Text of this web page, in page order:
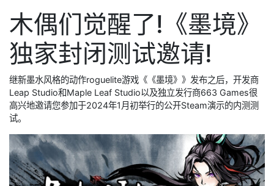
木偶们觉醒了!《墨境》
独家封闭测试邀请!
继新墨水风格的动作roguelite游戏《《墨境》》发布之后，开发商
Leap Studio和Maple Leaf Studio以及独立发行商663 Games很
高兴地邀请您参加于2024年1月初举行的公开Steam演示的内测测
试。